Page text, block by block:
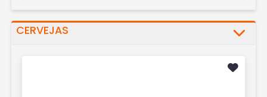
CERVEJAS